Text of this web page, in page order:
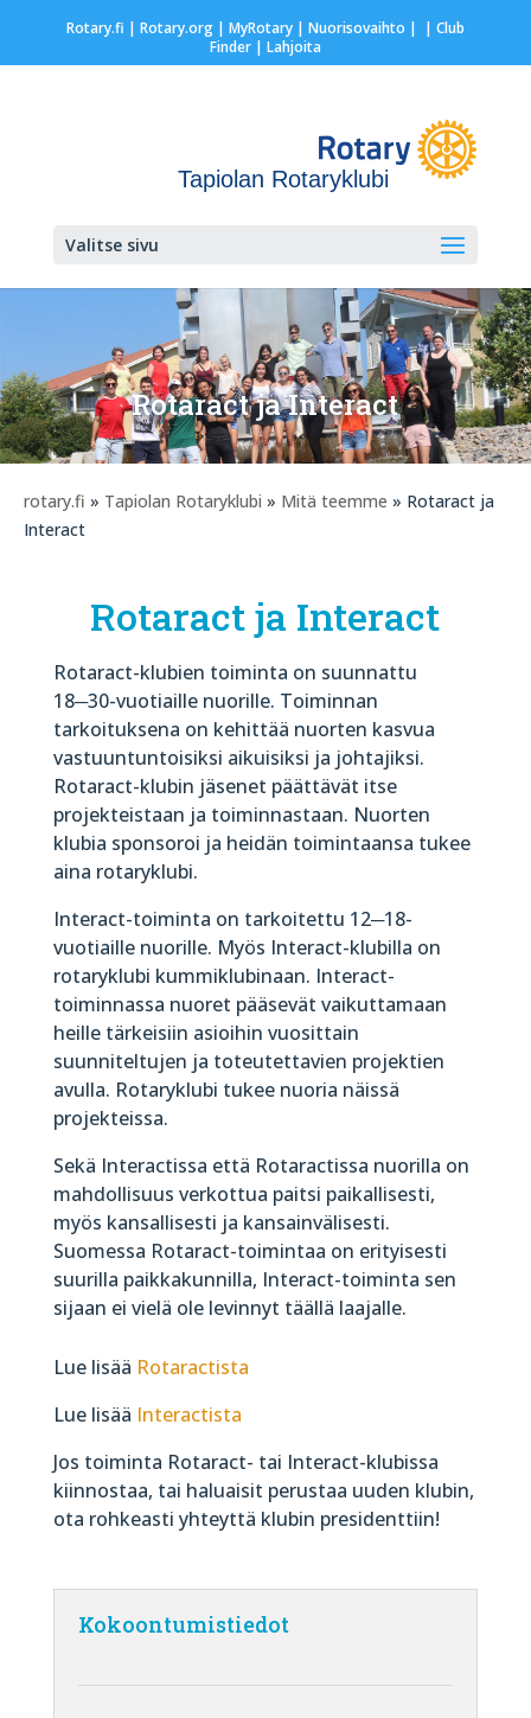
Rotary.fi | Rotary.org| MyRotary | Nuorisovaihto | | Club
Finder| Lahjoita
Tapiolan Rotaryklubi
Valitse sivu
Rotaract ja Interact
rotary.fi » Tapiolan Rotaryklubi » Mitä teemme » Rotaract ja
Interact
Rotaract ja Interact
Rotaract-klubien toiminta on suunnattu
18─30-vuotiaille nuorille. Toiminnan
tarkoituksena on kehittää nuorten kasvua
vastuuntuntoisiksi aikuisiksi ja johtajiksi.
Rotaract-klubin jäsenet päättävät itse
projekteistaan ja toiminnastaan. Nuorten
klubia sponsoroi ja heidän toimintaansa tukee
aina rotaryklubi.
Interact-toiminta on tarkoitettu 12─18-
vuotiaille nuorille. Myös Interact-klubilla on
rotaryklubi kummiklubinaan. Interact-
toiminnassa nuoret pääsevät vaikuttamaan
heille tärkeisiin asioihin vuosittain
suunniteltujen ja toteutettavien projektien
avulla. Rotaryklubi tukee nuoria näissä
projekteissa.
Sekä Interactissa että Rotaractissa nuorilla on
mahdollisuus verkottua paitsi paikallisesti,
myös kansallisesti ja kansainvälisesti.
Suomessa Rotaract-toimintaa on erityisesti
suurilla paikkakunnilla, Interact-toiminta sen
sijaan ei vielä ole levinnyt täällä laajalle.
Lue lisää Rotaractista
Lue lisää Interactista
Jos toiminta Rotaract- tai Interact-klubissa
kiinnostaa, tai haluaisit perustaa uuden klubin,
ota rohkeasti yhteyttä klubin presidenttiin!
Kokoontumistiedot